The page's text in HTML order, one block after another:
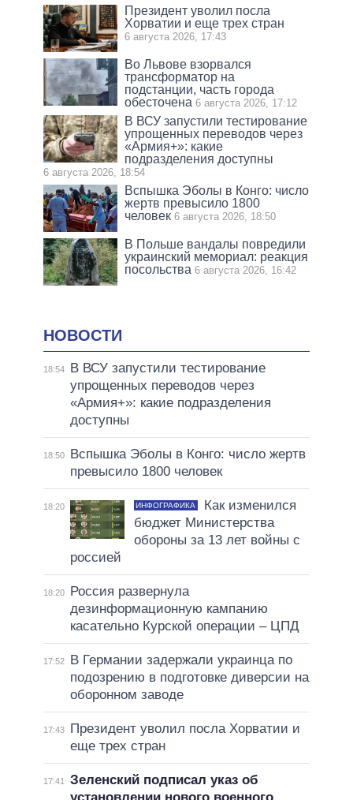
Президент уволил посла
Хорватии и еще трех стран
6 августа 2026, 17:43
Во Львове взорвался
трансформатор на
подстанции, часть города
обесточена 6 августа 2026, 17:12
В ВСУ запустили тестирование
упрощенных переводов через
«Армия+»: какие
подразделения доступны
6 августа 2026, 18:54
Вспышка Эболы в Конго: число
жертв превысило 1800
человек 6 августа 2026, 18:50
В Польше вандалы повредили
украинский мемориал: реакция
посольства 6 августа 2026, 16:42
НОВОСТИ
18:54
В ВСУ запустили тестирование
упрощенных переводов через
«Армия+»: какие подразделения
доступны
18:50
Вспышка Эболы в Конго: число жертв
превысило 1800 человек
18:20 ИНФОГРАФИКА
Как изменился
бюджет Министерства
обороны за 13 лет войны с
россией
18:20
Россия развернула
дезинформационную кампанию
касательно Курской операции – ЦПД
17:52
В Германии задержали украинца по
подозрению в подготовке диверсии на
оборонном заводе
17:43
Президент уволил посла Хорватии и
еще трех стран
17:41
Зеленский подписал указ об
установлении нового военного